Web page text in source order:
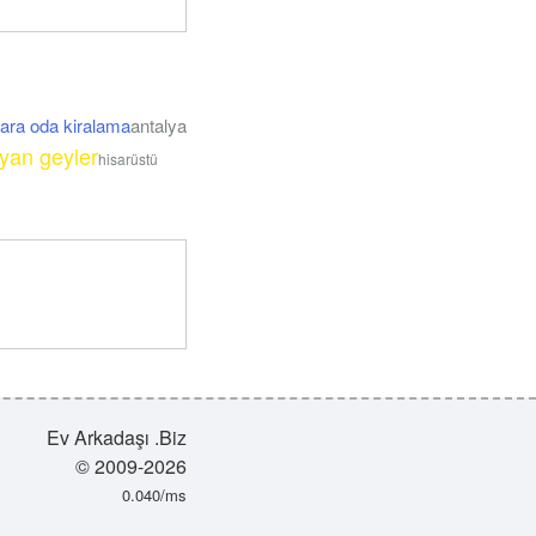
oda kiralamaantalya
geylerhisarüstü
Ev Arkadaşı .Biz
© 2009-2026
0.040/ms